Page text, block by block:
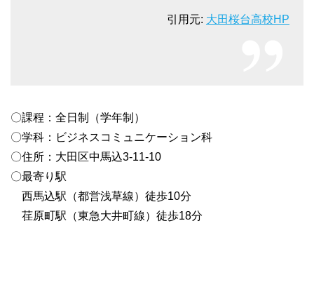
引用元: 大田桜台高校HP
〇課程：全日制（学年制）
〇学科：ビジネスコミュニケーション科
〇住所：大田区中馬込3-11-10
〇最寄り駅
西馬込駅（都営浅草線）徒歩10分
荏原町駅（東急大井町線）徒歩18分